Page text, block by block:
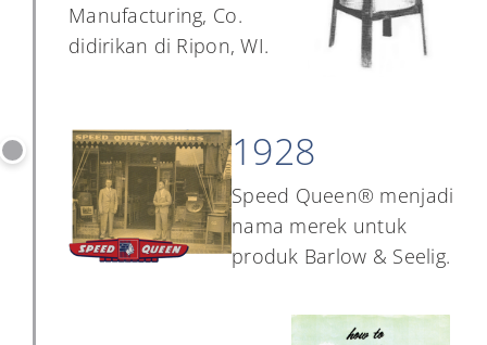
Manufacturing, Co.
didirikan di Ripon, WI.
1928
Speed ​​Queen® menjadi
nama merek untuk
produk Barlow & Seelig.